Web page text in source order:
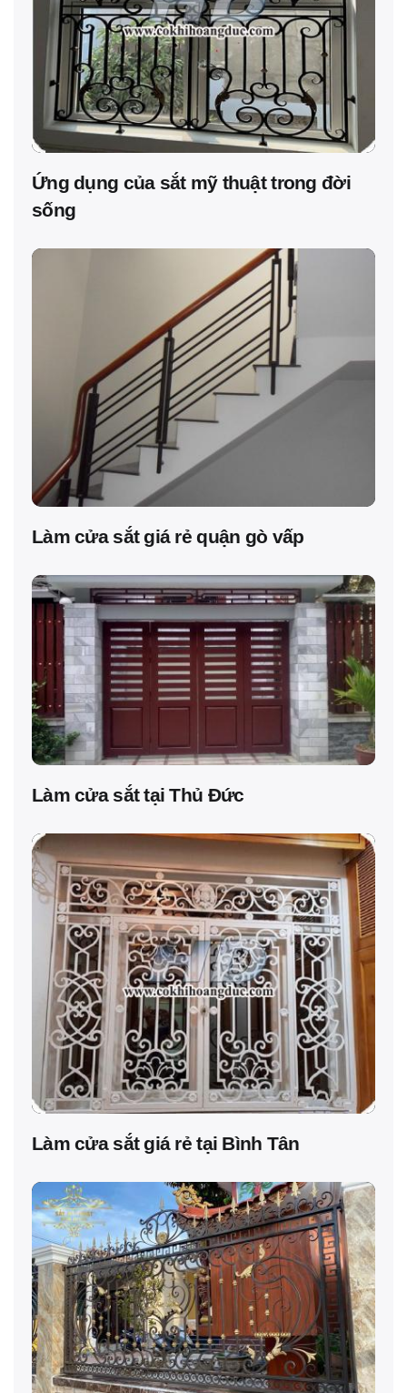
Ứng dụng của sắt mỹ thuật trong đời
sống
Làm cửa sắt giá rẻ quận gò vấp
Làm cửa sắt tại Thủ Đức
Làm cửa sắt giá rẻ tại Bình Tân